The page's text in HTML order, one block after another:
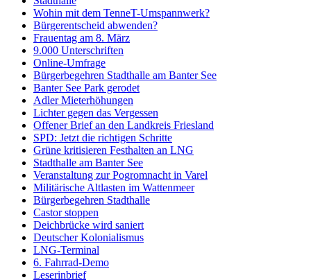
Wohin mit dem TenneT-Umspannwerk?
Bürgerentscheid abwenden?
Frauentag am 8. März
9.000 Unterschriften
Online-Umfrage
Bürgerbegehren Stadthalle am Banter See
Banter See Park gerodet
Adler Mieterhöhungen
Lichter gegen das Vergessen
Offener Brief an den Landkreis Friesland
SPD: Jetzt die richtigen Schritte
Grüne kritisieren Festhalten an LNG
Stadthalle am Banter See
Veranstaltung zur Pogromnacht in Varel
Militärische Altlasten im Wattenmeer
Bürgerbegehren Stadthalle
Castor stoppen
Deichbrücke wird saniert
Deutscher Kolonialismus
LNG-Terminal
6. Fahrrad-Demo
Leserinbrief